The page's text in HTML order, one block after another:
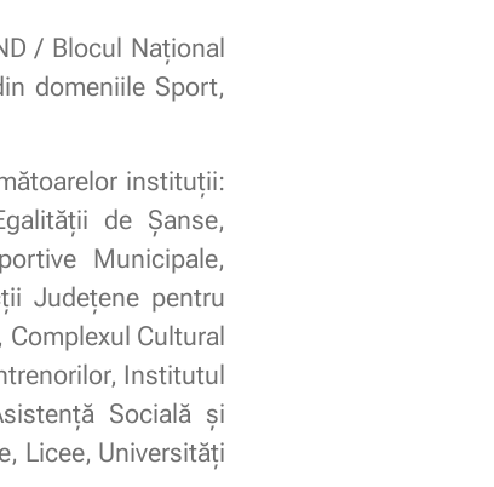
/ Blocul Național
domeniile Sport,
instituții:
de Șanse,
Municipale,
Judeţene pentru
Cultural
Institutul
Socială și
Licee, Universități